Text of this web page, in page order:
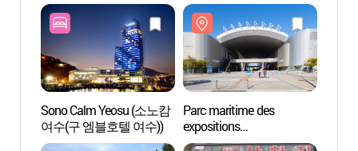
Sono Calm Yeosu (소노캄
여수(구 엠블호텔 여수))
Parc maritime des
expositions
(엑스포해양공원)